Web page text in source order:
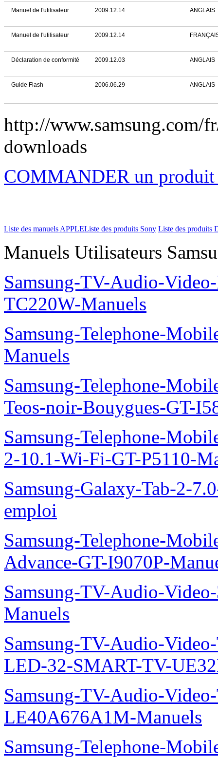
Manuel de l'utilisateur 2009.12.14 ANGLAIS
Manuel de l'utilisateur 2009.12.14
Déclaration de conformité 2009.12.03 ANGLAIS
Guide Flash 2006.06.29 ANGLAIS
http://www.samsung.com/
downloads
COMMANDER un
Liste des manuels APPLEListe des produits Sony Liste des produits
Manuels Utilisateurs
Samsung-TV-Audio-
TC220W-Manuels
Samsung-Telephone-
Manuels
Samsung-Telephone-
Teos-noir-Bouygues-GT-
Samsung-Telephone-
2-10.1-Wi-Fi-GT-P5110-
Samsung-Galaxy-Tab-2-
emploi
Samsung-Telephone-
Advance-GT-I9070P-
Samsung-TV-Audio-
Manuels
Samsung-TV-Audio-
LED-32-SMART-TV-
Samsung-TV-Audio-
LE40A676A1M-Manuels
Samsung-Telephone-